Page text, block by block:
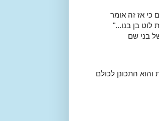
כי אז זה אומר
לוט בן בנו..."
בני שם
והוא התכונן לכולם